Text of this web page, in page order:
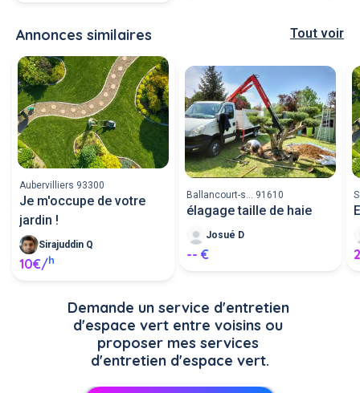
Annonces similaires Tout voir
Aubervilliers 93300
Je m'occupe de votre
jardin !
Sirajuddin Q
10€/h
Ballancourt-s... 91610
élagage taille de haie
Josué D
-- €
Demande un service d'entretien
d'espace vert entre voisins ou
proposer mes services
d'entretien d'espace vert.